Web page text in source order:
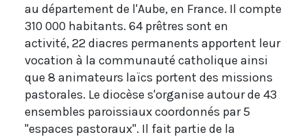
au département de l'Aube, en France. Il compte
310 000 habitants. 64 prêtres sont en
activité, 22 diacres permanents apportent leur
vocation à la communauté catholique ainsi
que 8 animateurs laïcs portent des missions
pastorales. Le diocèse s'organise autour de 43
ensembles paroissiaux coordonnés par 5
"espaces pastoraux". Il fait partie de la